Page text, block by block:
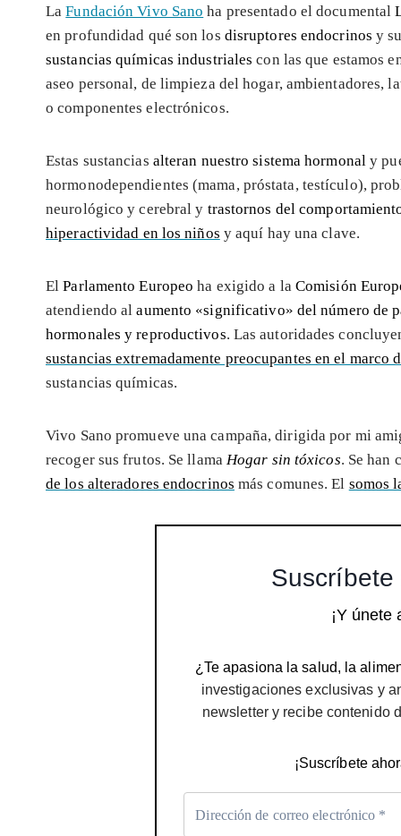
LaFundación Vivo Sano ha presentado el documental
en profundidad qué son los disruptores endocrinos y
sustancias químicas industriales con las que estamos
aseo personal, de limpieza del hogar, ambientadores,
o componentes electrónicos.
Estas sustancias alteran nuestro sistema hormonal y
hormonodependientes (mama, próstata, testículo),
neurológico y cerebral y trastornos del
hiperactividad en los niños y aquí hay una clave.
ElParlamento Europeo ha exigido a la Comisión
atendiendo alaumento «significativo» del número de
hormonales y reproductivos. Las autoridades
sustancias extremadamente preocupantes en el marco
sustancias químicas.
Vivo Sano promueve una campaña, dirigida por mi
recoger sus frutos. Se llama Hogar sin tóxicos. Se han
de los alteradores endocrinos más comunes. El somos
Suscríbete
¡Y únete
¿Te apasiona la salud, la
investigaciones exclusivas y
newsletter y recibe contenido
¡Suscríbete